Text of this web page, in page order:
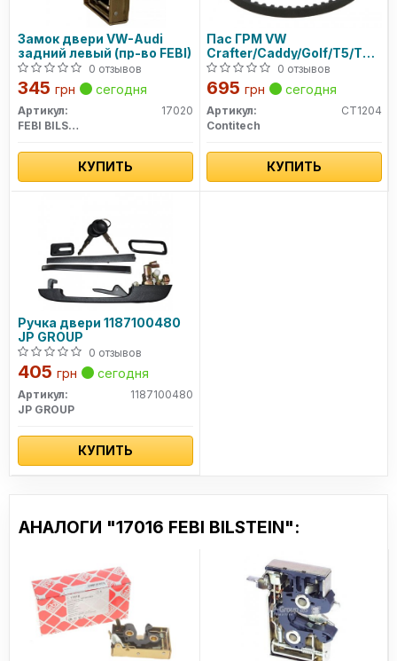
Замок двери VW-Audi
задний левый (пр-во FEBI)
0 отзывов
345 грн сегодня
Артикул:
17020
FEBI BILSTEIN
КУПИТЬ
Пас ГРМ VW
Crafter/Caddy/Golf/T5/T6
2.0TDI 10-/Sko0 отзывов
695 грн сегодня
Артикул:
CT1204
Contitech
КУПИТЬ
Ручка двери 1187100480
JP GROUP
0 отзывов
405 грн сегодня
Артикул:
1187100480
JP GROUP
КУПИТЬ
АНАЛОГИ "17016 FEBI BILSTEIN":